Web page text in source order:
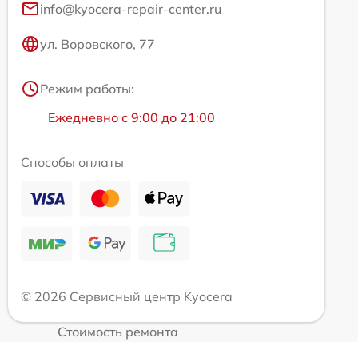
info@kyocera-repair-center.ru
ул. Воровского, 77
Режим работы:
Ежедневно с 9:00 до 21:00
Способы оплаты
© 2026 Сервисный центр Kyocera
Стоимость ремонта